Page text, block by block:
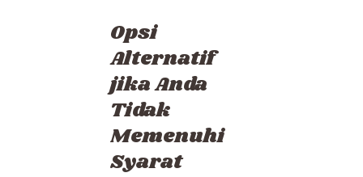
Opsi
Alternatif
jika Anda
Tidak
Memenuhi
Syarat